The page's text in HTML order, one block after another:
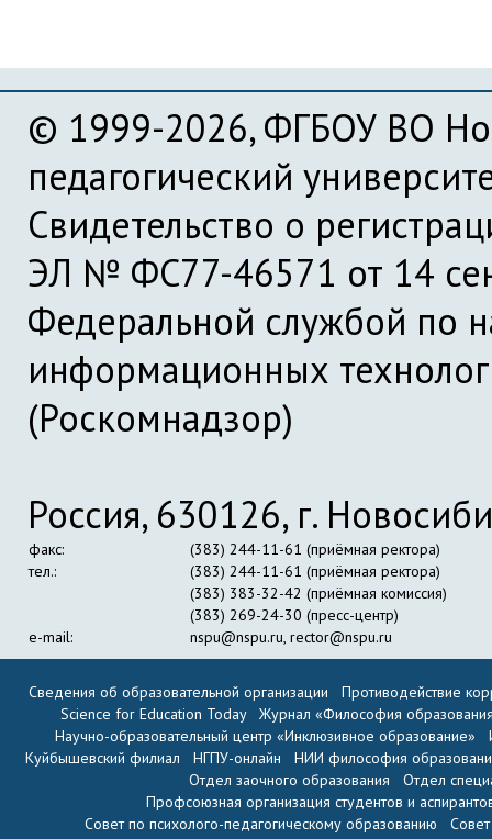
© 1999-2026, ФГБОУ ВО
педагогический
Свидетельство о
ЭЛ № ФС77-46571 от 14
Федеральной службой по
информационных
(Роскомнадзор)
Россия, 630126, г.
факс:
(383) 244-11-61 (приёмная ректора)
тел.:
(383) 244-11-61 (приёмная ректора)
(383) 383-32-42 (приёмная комиссия)
(383) 269-24-30 (пресс-центр)
e-mail:
nspu@nspu.ru, rector@nspu.ru
Сведения об образовательной организации
Противодействие
Science for Education Today
Журнал «Философия
Научно-образовательный центр «Инклюзивное образование»
Куйбышевский филиал
НГПУ-онлайн
НИИ философия
Отдел заочного образования
Отдел
Профсоюзная организация студентов и
Совет по психолого-педагогическому образованию